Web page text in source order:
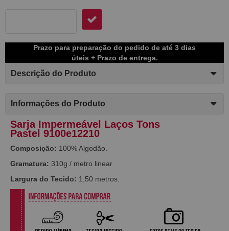
Prazo para preparação do pedido de até 3 dias
úteis + Prazo de entrega.
Descrição do Produto
Informações do Produto
Sarja Impermeável Laços Tons
Pastel 9100e12210
Composição: 100% Algodão.
Gramatura: 310g / metro linear
Largura do Tecido: 1,50 metros.